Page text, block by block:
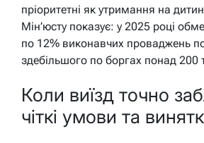
пріоритетні як утримання на
Мін’юсту показує: у 2025 році
по 12% виконавчих проваджень
здебільшого по боргах понад 200
Коли виїзд точно
чіткі умови та